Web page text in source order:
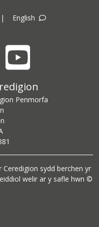
| English
YouTube
Penmorfa
number
sydd berchen yr
welir ar y safle hwn ©